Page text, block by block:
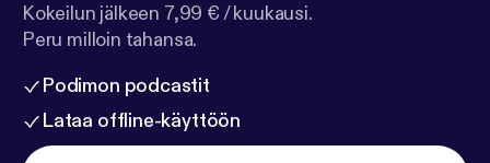
Kokeilun jälkeen 7,99 € / kuukausi.
Peru milloin tahansa.
Podimon podcastit
Lataa offline-käyttöön